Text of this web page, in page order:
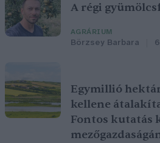
A régi
AGRÁRIUM
Börzsey Barbara
Egymillió
kellene
Fontos kutatás